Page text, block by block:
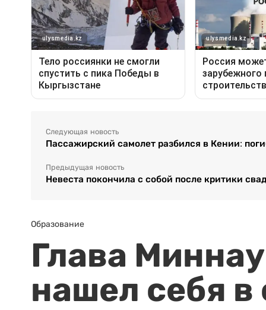
Следующая новость
Пассажирский самолет разбился в Кении:
Предыдущая новость
Невеста покончила с собой после критики
Образование
Глава
нашел себя в